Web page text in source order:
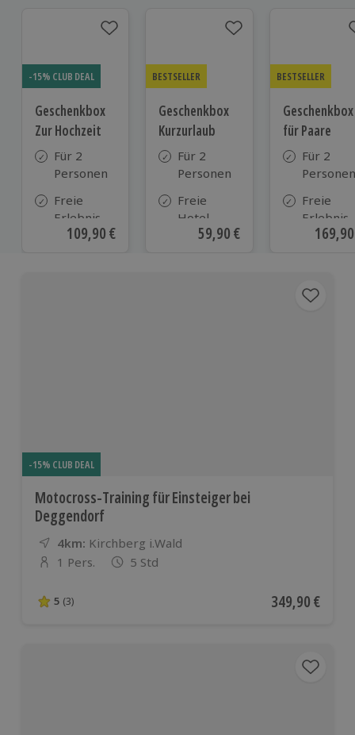
-15% CLUB DEAL
Geschenkbox
Zur Hochzeit
Für 2
Personen
Freie
Erlebnis-
Auswahl
Aktueller Preis
109,90 €
BESTSELLER
Geschenkbox
Kurzurlaub
Für 2
Personen
Freie
Hotel-
Auswahl
Aktueller Preis
59,90 €
BESTSELLER
Geschenkbox
für Paare
Für 2
Personen
Freie
Erlebnis-
Auswahl
-15% CLUB DEAL
Motocross-Training für Einsteiger bei
Deggendorf
4km: Entfernung
Standort
Kirchberg i.Wald
Anzahl der Teilnehmer
1 Pers. 5 Std
5 von 5 Sternen basierend auf 3 Bewertungen
5 (3) Aktueller Preis
349,90 €